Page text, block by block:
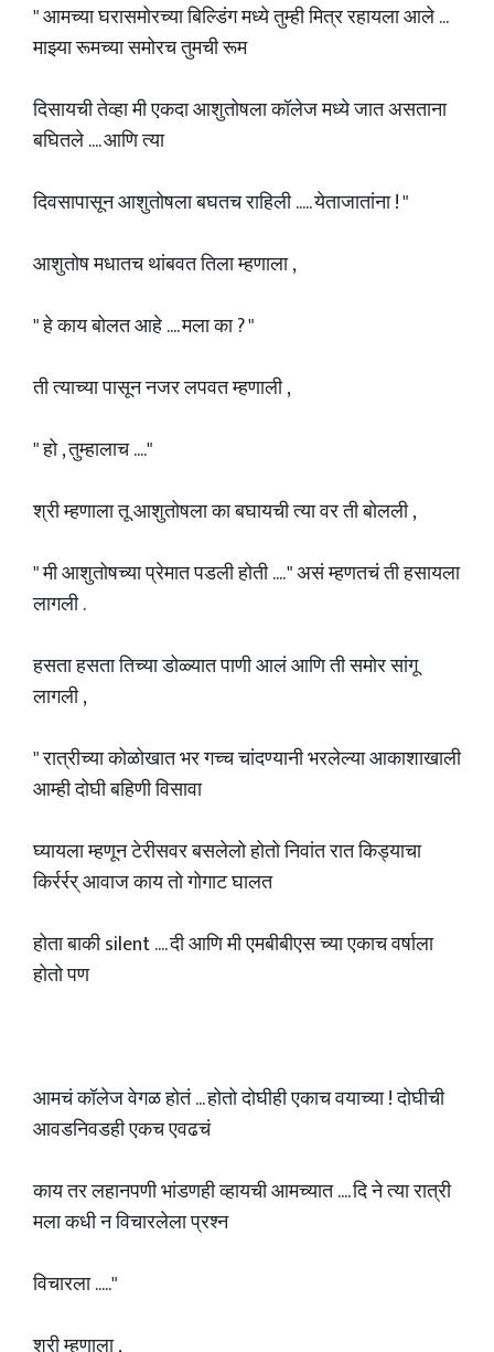
" आमच्या घरासमोरच्या बिल्डिंग मध्ये तुम्ही मित्र रहायला आले ...
माझ्या रूमच्या समोरच तुमची रूम
दिसायची तेव्हा मी एकदा आशुतोषला कॉलेज मध्ये जात असताना
बघितले .... आणि त्या
दिवसापासून आशुतोषला बघतच राहिली ..... येताजातांना ! "
आशुतोष मधातच थांबवत तिला म्हणाला ,
" हे काय बोलत आहे .... मला का ? "
ती त्याच्या पासून नजर लपवत म्हणाली ,
" हो , तुम्हालाच ...."
श्री म्हणाला तू आशुतोषला का बघायची त्या वर ती बोलली ,
" मी आशुतोषच्या प्रेमात पडली होती .... " असं म्हणतचं ती हसायला
लागली .
हसता हसता तिच्या डोळ्यात पाणी आलं आणि ती समोर सांगू
लागली ,
" रात्रीच्या कोळोखात भर गच्च चांदण्यानी भरलेल्या आकाशाखाली
आम्ही दोघी बहिणी विसावा
घ्यायला म्हणून टेरीसवर बसलेलो होतो निवांत रात किड्याचा
किर्रर्रर् आवाज काय तो गोगाट घालत
होता बाकी silent .... दी आणि मी एमबीबीएस च्या एकाच वर्षाला
होतो पण
आमचं कॉलेज वेगळ होतं ... होतो दोघीही एकाच वयाच्या ! दोघीची
आवडनिवडही एकच एवढचं
काय तर लहानपणी भांडणही व्हायची आमच्यात .... दि ने त्या रात्री
मला कधी न विचारलेला प्रश्न
विचारला ....."